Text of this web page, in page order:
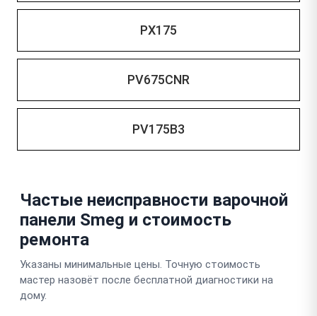
PX175
PV675CNR
PV175B3
Частые неисправности варочной
панели Smeg и стоимость
ремонта
Указаны минимальные цены. Точную стоимость
мастер назовёт после бесплатной диагностики на
дому.